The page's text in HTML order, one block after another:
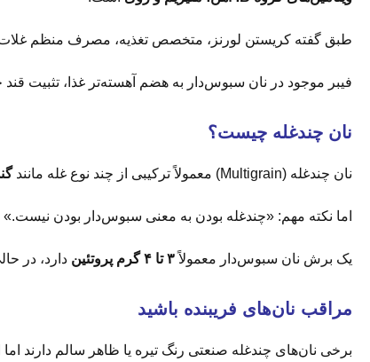
طبق گفته کریستن لورنز، متخصص تغذیه، مصرف منظم
فیبر موجود در نان سبوس‌دار به هضم آهسته‌تر غذا، تثبیت
نان چندغله چیست؟
نان چندغله (Multigrain) معمولاً ترکیبی از چند نوع غله مانند
اما نکته مهم: «چندغله بودن به معنی سبوس‌دار بودن نیست.»
یک برش نان سبوس‌دار معمولاً۳ تا ۴ گرم پروتئین دارد، در
مراقب نان‌های فریبنده باشید
برخی نان‌های چندغله صنعتی رنگ تیره یا ظاهر سالم دارند